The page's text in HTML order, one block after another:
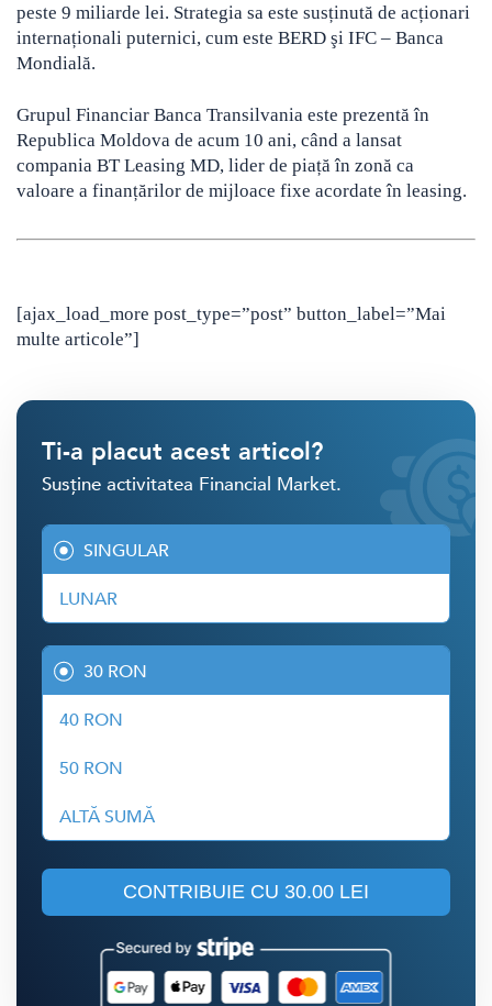
peste 9 miliarde lei. Strategia sa este susținută de acționari
internaționali puternici, cum este BERD şi IFC – Banca
Mondială.
Grupul Financiar Banca Transilvania este prezentă în
Republica Moldova de acum 10 ani, când a lansat
compania BT Leasing MD, lider de piață în zonă ca
valoare a finanțărilor de mijloace fixe acordate în leasing.
[ajax_load_more post_type=”post” button_label=”Mai
multe articole”]
Ti-a placut acest articol?
Susține activitatea Financial Market.
SINGULAR
LUNAR
30 RON
40 RON
50 RON
ALTĂ SUMĂ
CONTRIBUIE CU 30.00 LEI